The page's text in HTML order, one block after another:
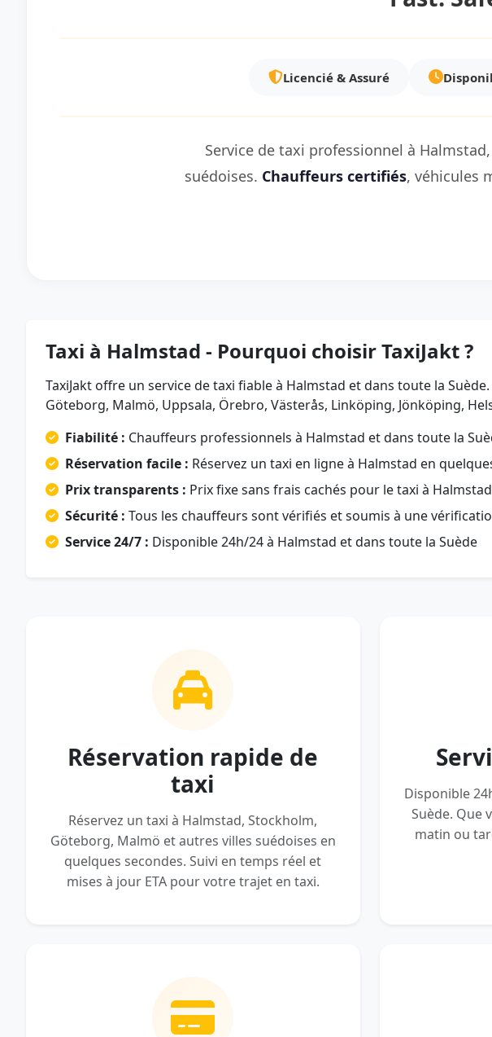
Licencié & Assuré
Service de taxi professionnel à
suédoises. Chauffeurs certifiés, véhicules
Taxi à Halmstad - Pourquoi choisir TaxiJakt ?
TaxiJakt offre un service de taxi fiable à Halmstad et dans toute la
Göteborg, Malmö, Uppsala, Örebro, Västerås, Linköping, Jönköping,
Fiabilité : Chauffeurs professionnels à Halmstad et dans toute la
Réservation facile : Réservez un taxi en ligne à Halmstad en
Prix transparents : Prix fixe sans frais cachés pour le taxi à Halmstad
Sécurité : Tous les chauffeurs sont vérifiés et soumis à une
Service 24/7 : Disponible 24h/24 à Halmstad et dans toute la Suède
Réservation rapide de
taxi
Réservez un taxi à Halmstad, Stockholm,
Göteborg, Malmö et autres villes suédoises en
quelques secondes. Suivi en temps réel et
mises à jour ETA pour votre trajet en taxi.
Disponible
Suède. Que
matin ou